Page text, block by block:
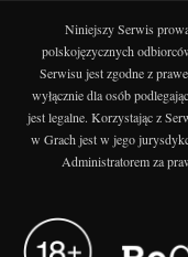
Niniejszy Serwis
polskojęzycznych
Serwisu jest zgodne z
wyłącznie dla osób
jest legalne. Korzystając z
w Grach jest w jego
Administratorem za